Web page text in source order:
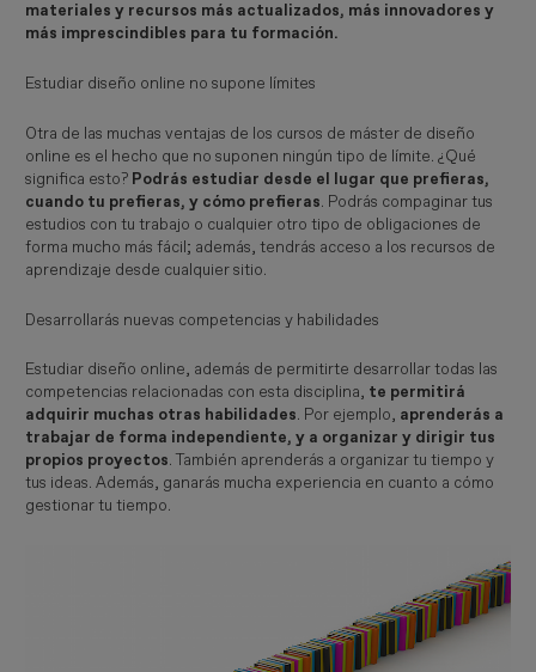
materiales y recursos más actualizados, más innovadores y
más imprescindibles para tu formación.
Estudiar diseño online no supone límites
Otra de las muchas ventajas de los cursos de máster de diseño
online es el hecho que no suponen ningún tipo de límite. ¿Qué
significa esto? Podrás estudiar desde el lugar que prefieras,
cuando tu prefieras, y cómo prefieras. Podrás compaginar tus
estudios con tu trabajo o cualquier otro tipo de obligaciones de
forma mucho más fácil; además, tendrás acceso a los recursos de
aprendizaje desde cualquier sitio.
Desarrollarás nuevas competencias y habilidades
Estudiar diseño online, además de permitirte desarrollar todas las
competencias relacionadas con esta disciplina, te permitirá
adquirir muchas otras habilidades. Por ejemplo, aprenderás a
trabajar de forma independiente, y a organizar y dirigir tus
propios proyectos. También aprenderás a organizar tu tiempo y
tus ideas. Además, ganarás mucha experiencia en cuanto a cómo
gestionar tu tiempo.